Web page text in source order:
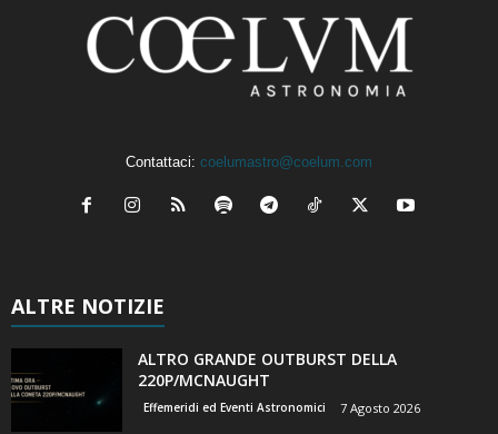
Contattaci: coelumastro@coelum.com
ALTRE NOTIZIE
ALTRO GRANDE OUTBURST DELLA
220P/MCNAUGHT
Effemeridi ed Eventi Astronomici 7 Agosto 2026